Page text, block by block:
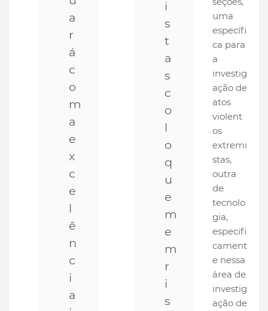
a
r
á
c
o
m
a
e
x
c
e
l
ê
n
c
i
a
i
s
t
a
s
c
o
l
o
q
u
e
m
e
m
r
i
s
uma
específi
ca para
a
investig
ação de
atos
violent
os
extremi
stas,
outra
de
tecnolo
gia,
especifi
cament
e nessa
área de
investig
ação de